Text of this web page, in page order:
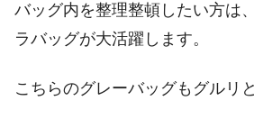
バッグ内を整理整頓したい方は
ラバッグが大活躍します。
こちらのグレーバッグもグルリ